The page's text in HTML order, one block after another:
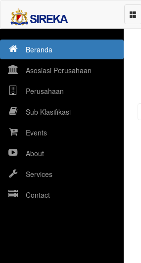
Beranda
Asosiasi Perusahaan
Perusahaan
Sub Klasifikasi
Events
About
Services
Contact